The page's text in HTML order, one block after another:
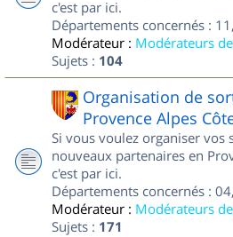
c'est par ici.
Départements concernés :
Modérateur : Modérateurs
Sujets : 104
Organisation de
Provence Alpes
Si vous voulez organiser vos
nouveaux partenaires en
c'est par ici.
Départements concernés :
Modérateur : Modérateurs
Sujets : 171